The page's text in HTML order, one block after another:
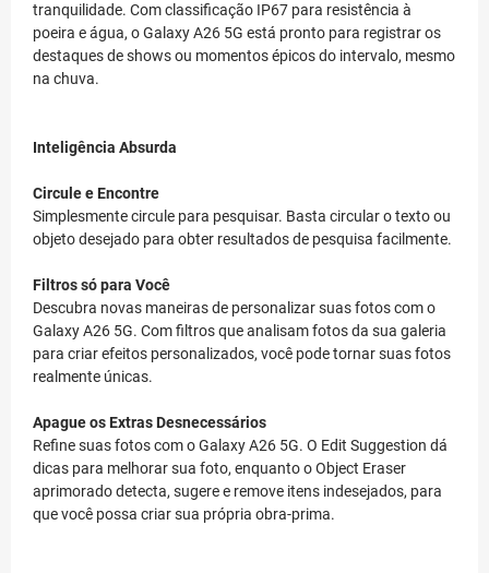
tranquilidade. Com classificação IP67 para resistência à
poeira e água, o Galaxy A26 5G está pronto para registrar os
destaques de shows ou momentos épicos do intervalo, mesmo
na chuva.
Inteligência Absurda
Circule e Encontre
Simplesmente circule para pesquisar. Basta circular o texto ou
objeto desejado para obter resultados de pesquisa facilmente.
Filtros só para Você
Descubra novas maneiras de personalizar suas fotos com o
Galaxy A26 5G. Com filtros que analisam fotos da sua galeria
para criar efeitos personalizados, você pode tornar suas fotos
realmente únicas.
Apague os Extras Desnecessários
Refine suas fotos com o Galaxy A26 5G. O Edit Suggestion dá
dicas para melhorar sua foto, enquanto o Object Eraser
aprimorado detecta, sugere e remove itens indesejados, para
que você possa criar sua própria obra-prima.